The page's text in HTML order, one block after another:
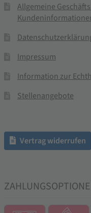
Allgemeine
Impressum
Information zur
Stellenangebote
Vertrag widerrufen